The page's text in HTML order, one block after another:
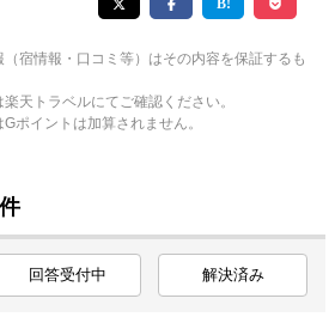
宿情報・口コミ等）はその内容を保証するも
天トラベルにてご確認ください。
ポイントは加算されません。
回答受付中 解決済み